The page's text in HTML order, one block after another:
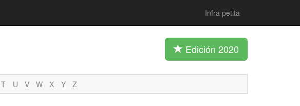
Infra petita
Edición 2020
T U V W X Y Z